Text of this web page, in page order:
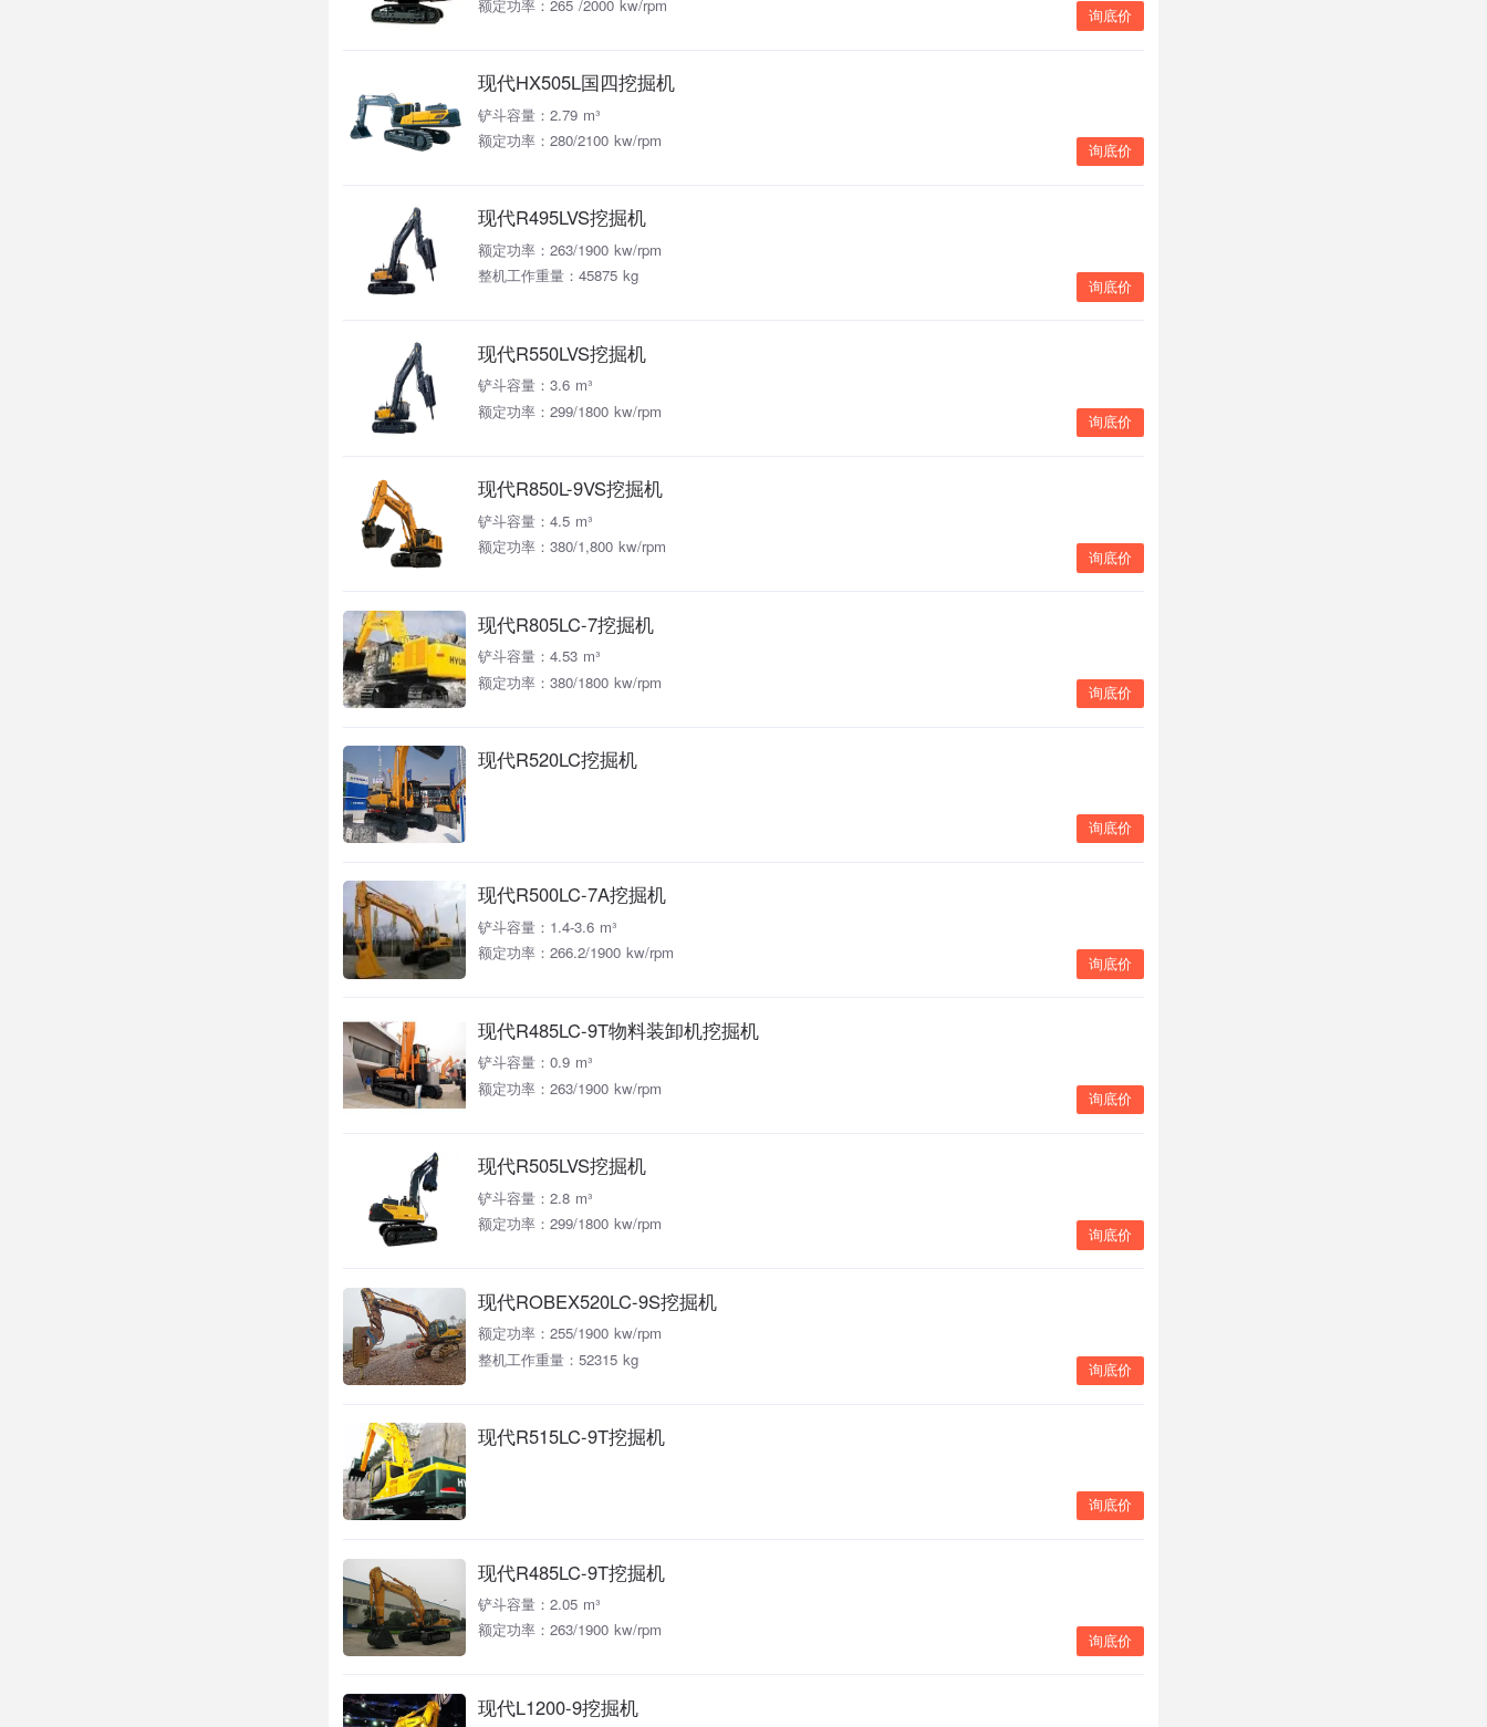
额定功率：265 /2000 kw/rpm
询底价
现代HX505L国四挖掘机
铲斗容量：2.79 m³
额定功率：280/2100 kw/rpm
询底价
现代R495LVS挖掘机
额定功率：263/1900 kw/rpm
整机工作重量：45875 kg
询底价
现代R550LVS挖掘机
铲斗容量：3.6 m³
额定功率：299/1800 kw/rpm
询底价
现代R850L-9VS挖掘机
铲斗容量：4.5 m³
额定功率：380/1,800 kw/rpm
询底价
现代R805LC-7挖掘机
铲斗容量：4.53 m³
额定功率：380/1800 kw/rpm
询底价
现代R520LC挖掘机
询底价
现代R500LC-7A挖掘机
铲斗容量：1.4-3.6 m³
额定功率：266.2/1900 kw/rpm
询底价
现代R485LC-9T物料装卸机挖掘机
铲斗容量：0.9 m³
额定功率：263/1900 kw/rpm
询底价
现代R505LVS挖掘机
铲斗容量：2.8 m³
额定功率：299/1800 kw/rpm
询底价
现代ROBEX520LC-9S挖掘机
额定功率：255/1900 kw/rpm
整机工作重量：52315 kg
询底价
现代R515LC-9T挖掘机
询底价
现代R485LC-9T挖掘机
铲斗容量：2.05 m³
额定功率：263/1900 kw/rpm
询底价
现代L1200-9挖掘机